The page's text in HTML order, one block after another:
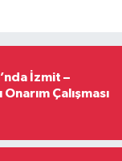
İzmit –
Onarım Çalışması